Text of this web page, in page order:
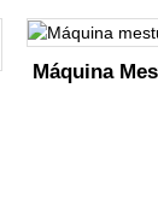
Máquina